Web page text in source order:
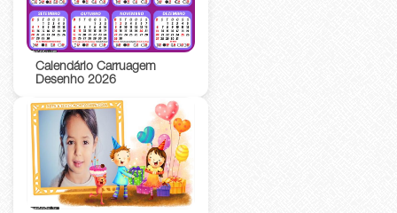
Calendário Carruagem
Desenho 2026